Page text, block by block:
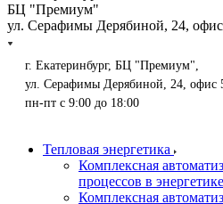
БЦ "Премиум"
ул. Серафимы Дерябиной, 24, офис
г. Екатеринбург, БЦ "Премиум",
ул. Серафимы Дерябиной, 24, офис
пн-пт с 9:00 до 18:00
Тепловая энергетика
Комплексная
процессов в энергетике
Комплексная